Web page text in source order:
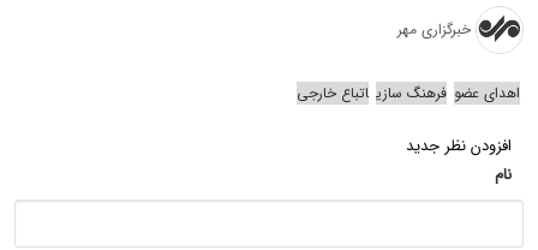
خبرگزاری مهر
اهدای عضو فرهنگ سازی اتباع خارجی
افزودن نظر جدید
نام